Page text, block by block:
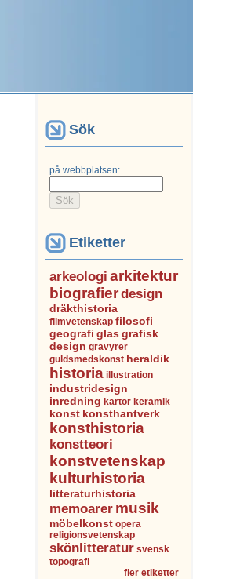
Sök
på webbplatsen:
Etiketter
arkeologi arkitektur
biografierdesign
dräkthistoria
filmvetenskap filosofi
geografi glasgrafisk
design gravyrer
guldsmedskonst heraldik
historia illustration
industridesign
inredning kartor keramik
konst konsthantverk
konsthistoria
konstteori
konstvetenskap
kulturhistoria
litteraturhistoria
memoarer musik
möbelkonst opera
religionsvetenskap
skönlitteratur svensk
topografi
fler etiketter